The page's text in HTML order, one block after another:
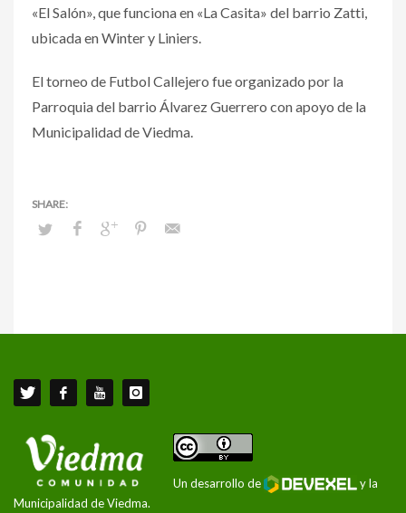
«El Salón», que funciona en «La Casita» del barrio Zatti,
ubicada en Winter y Liniers.
El torneo de Futbol Callejero fue organizado por la
Parroquia del barrio Álvarez Guerrero con apoyo de la
Municipalidad de Viedma.
Un desarrollo de
y la
Municipalidad de Viedma.